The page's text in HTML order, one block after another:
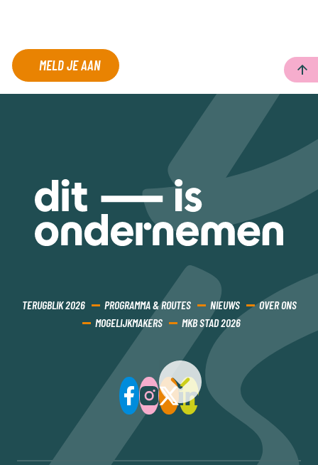
MELD JE AAN
TERUGBLIK 2026 PROGRAMMA & ROUTES NIEUWS
OVER ONS
MOGELIJKMAKERS
MKB STAD 2026